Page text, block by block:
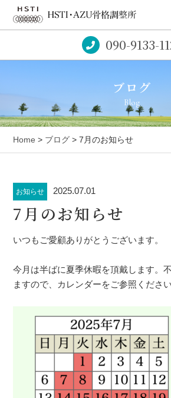
090-9133-
ブログ
Blog
Home > ブログ > 7月のお知らせ
お知らせ 2025.07.01
7月のお知らせ
いつもご愛顧ありがとうございます。
今月は半ばに夏季休暇を頂戴します。
ますので、カレンダーをご参照ください